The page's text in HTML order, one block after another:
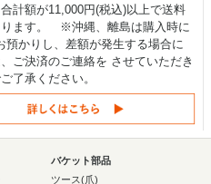
計額が11,000円(税込)以上で送料
ります。 ※沖縄、離島は購入時に
預かりし、差額が発生する場合に
ご決済のご連絡を させていただき
了承ください。
バケット部品
ツース(爪)